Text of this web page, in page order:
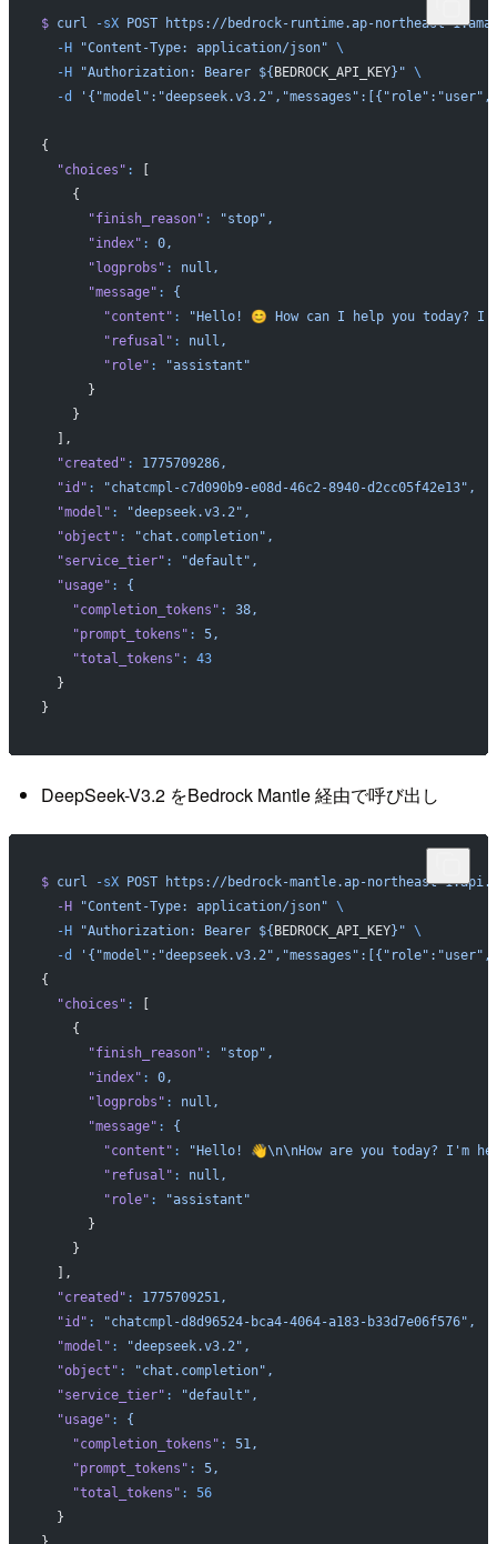
$ curl -sX POST https://bedrock-runtime.ap-northeast-
  -H
"Content-Type: application/json" \
  -H
"Authorization: Bearer ${BEDROCK_API_KEY}" \
  -d
{
  "choices"
:
[
    {
      "finish_reason"
:
"stop",
      "index"
:
0,
      "logprobs"
:
null,
      "message"
:
{
        "content"
:
"Hello! 😊 How can I help you today?
        "refusal"
:
null,
        "role"
:
"assistant"
      }
    }
  ],
  "created"
:
1775709286,
  "id"
:
"chatcmpl-c7d090b9-e08d-46c2-8940-d2cc05f42e13",
  "model"
:
"deepseek.v3.2",
  "object"
:
"chat.completion",
  "service_tier"
:
"default",
  "usage"
:
{
    "completion_tokens"
:
38,
    "prompt_tokens"
:
5,
    "total_tokens"
:
43
  }
}
DeepSeek-V3.2 をBedrock Mantle 経由で呼び出し
$ curl -sX POST https://bedrock-mantle.ap-northeast-
  -H
"Content-Type: application/json" \
  -H
"Authorization: Bearer ${ BEDROCK_API_KEY}" \
  -d
{
  "choices"
:
    {
      "finish_reason"
:
"stop",
      "index"
:
0,
      "logprobs"
:
null,
      "message"
:
{
        "content"
:
"Hello! 👋\n\nHow are you today? I'm
        "refusal"
:
null,
        "role"
:
"assistant"
      }
    }
  ],
  "created"
:
1775709251,
  "id"
:
"chatcmpl-d8d96524-bca4-4064-a183-b33d7e06f576",
  "model"
:
"deepseek.v3.2",
  "object"
:
"chat.completion",
  "service_tier"
:
"default",
  "usage"
:
{
    "completion_tokens"
:
51,
    "prompt_tokens"
:
5,
    "total_tokens"
:
56
  }